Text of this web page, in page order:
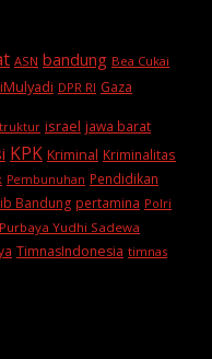
ASN bandung Bea Cukai
DPR RI Gaza
israel jawa barat
KPK Kriminal Kriminalitas
Pembunuhan Pendidikan
Bandung pertamina Polri
Purbaya Yudhi Sadewa
TimnasIndonesia timnas